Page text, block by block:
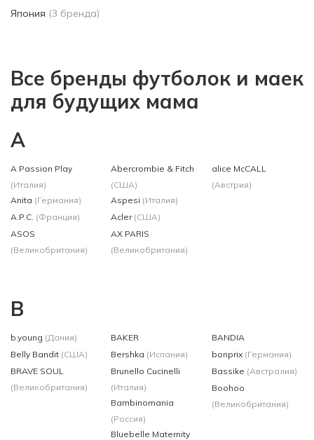
Япония (3 бренда)
Все бренды футболок и маек
для будущих мама
A
A Passion Play
(Италия)
Anita (Германия)
A.P.C. (Франция)
ASOS
(Великобритания)
Abercrombie & Fitch
(США)
Aspesi (Италия)
Acler (США)
AX PARIS
(Великобритания)
alice McCALL
(Австрия)
B
b.young (Дания)
Belly Bandit (США)
BRAVE SOUL
(Великобритания)
BAKER
Bershka (Испания)
Brunello Cucinelli
(Италия)
Bambinomania
(Россия)
Bluebelle Maternity
BANDIA
bonprix (Германия)
Bassike (Австралия)
Boohoo
(Великобритания)